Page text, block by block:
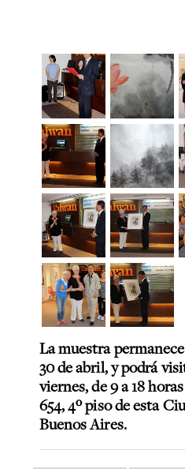
La muestra
30 de abril, y podrá
viernes, de 9 a 18
654, 4º piso de esta
Buenos Aires.